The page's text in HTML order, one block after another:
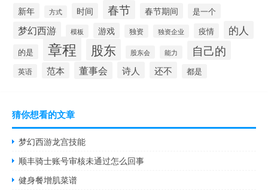
新年 方式 时间 春节 春节期间 是一个
梦幻西游 模板 游戏 独资 独资企业 疫情 的人
的是 章程 股东 股东会 能力 自己的
英语 范本 董事会 诗人 还不 都是
猜你想看的文章
梦幻西游龙宫技能
顺丰骑士账号审核未通过怎么回事
健身餐增肌菜谱